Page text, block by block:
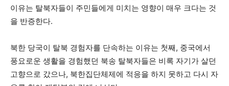
이유는 탈북자들이 주민들에게 미치는 영향이 매우 크다는 것
을 반증한다.
북한 당국이 탈북 경험자를 단속하는 이유는 첫째, 중국에서
풍요로운 생활을 경험했던 북송 탈북자들은 비록 자기가 살던
고향으로 갔으나, 북한집단체제에 적응을 하지 못하고 다시 자